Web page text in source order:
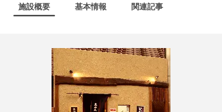
施設概要 基本情報 関連記事